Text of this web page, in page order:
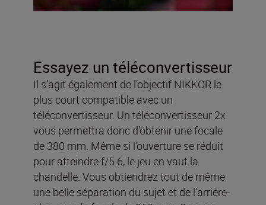
Essayez un téléconvertisseur
Il s’agit également de l’objectif NIKKOR le
plus court compatible avec un
téléconvertisseur. Un téléconvertisseur 2x
vous permettra donc d’obtenir une focale
de 380 mm. Même si l’ouverture se réduit
pour atteindre f/5.6, le jeu en vaut la
chandelle. Vous obtiendrez tout de même
une belle séparation du sujet et de l’arrière-